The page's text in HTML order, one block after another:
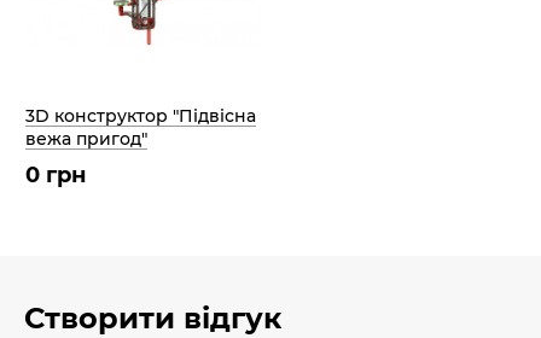
3D конструктор "Підвісна
вежа пригод"
0 грн
Створити відгук